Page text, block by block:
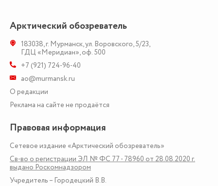
Арктический обозреватель
183038,г. Мурманск,ул. Воровского, 5/23,
ГДЦ «Меридиан», оф. 500
+7 (921) 724-96-40
ao@murmansk.ru
О редакции
Реклама на сайте не продаётся
Правовая информация
Сетевое издание «Арктический обозреватель»
Св-во о регистрации ЭЛ № ФС 77 - 78960 от 28.08.2020 г.
выдано Роскомнадзором
Учредитель – Городецкий В.В.